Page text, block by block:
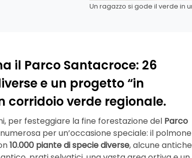
Un ragazzo si gode il verde in
il Parco Santacroce: 26
e un progetto “in
corridoio verde regionale.
per festeggiare la fine forestazione del Parco
per un’occasione speciale: il polmone
10.000 piante di specie diverse, alcune antiche